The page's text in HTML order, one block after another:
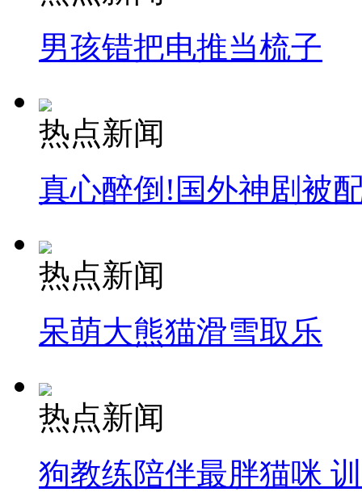
男孩错把电推当梳子
热点新闻
真心醉倒!国外神剧被
热点新闻
呆萌大熊猫滑雪取乐
热点新闻
狗教练陪伴最胖猫咪